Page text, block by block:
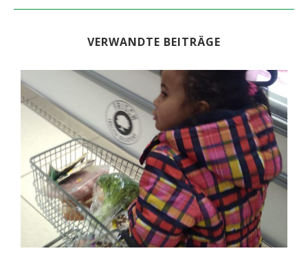
VERWANDTE BEITRÄGE